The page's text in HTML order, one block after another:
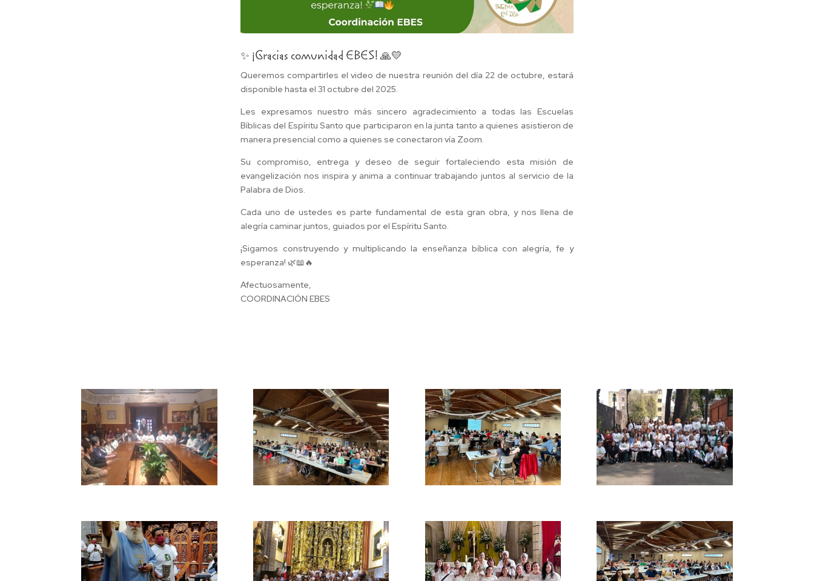
✨ ¡Gracias comunidad EBES! 🙏💛
Queremos compartirles el video de nuestra reunión del día 22 de octubre, estará
disponible hasta el 31 octubre del 2025.
Les expresamos nuestro más sincero agradecimiento a todas las Escuelas
Bíblicas del Espíritu Santo que participaron en la junta tanto a quienes asistieron de
manera presencial como a quienes se conectaron vía Zoom.
Su compromiso, entrega y deseo de seguir fortaleciendo esta misión de
evangelización nos inspira y anima a continuar trabajando juntos al servicio de la
Palabra de Dios.
Cada uno de ustedes es parte fundamental de esta gran obra, y nos llena de
alegría caminar juntos, guiados por el Espíritu Santo.
¡Sigamos construyendo y multiplicando la enseñanza bíblica con alegría, fe y
esperanza! 🌿📖🔥
Afectuosamente,
COORDINACIÓN EBES